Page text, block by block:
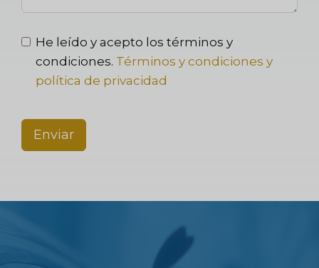
He leído y acepto los términos y
condiciones. Términos y condiciones y
política de privacidad
Enviar